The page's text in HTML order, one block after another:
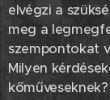
elvégzi a
meg a
szempontokat
Milyen